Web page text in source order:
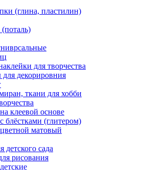
(глина, пластилин)
для творчества
для декорировния
ткани для хобби
клеевой основе
блёстками (глитером)
матовый
детского сада
рисования